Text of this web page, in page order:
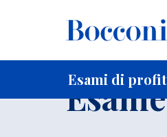
Esami di
Home Per studenti